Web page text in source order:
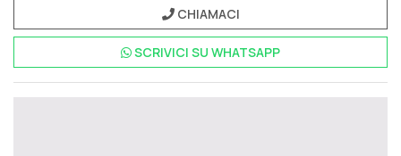
CHIAMACI
SCRIVICI SU WHATSAPP